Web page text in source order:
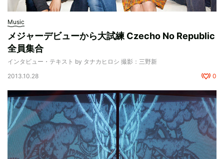
Music
メジャーデビューから大試練 Czecho No Republic
全員集合
インタビュー・テキスト by タナカヒロシ 撮影：三野新
2013.10.28
0